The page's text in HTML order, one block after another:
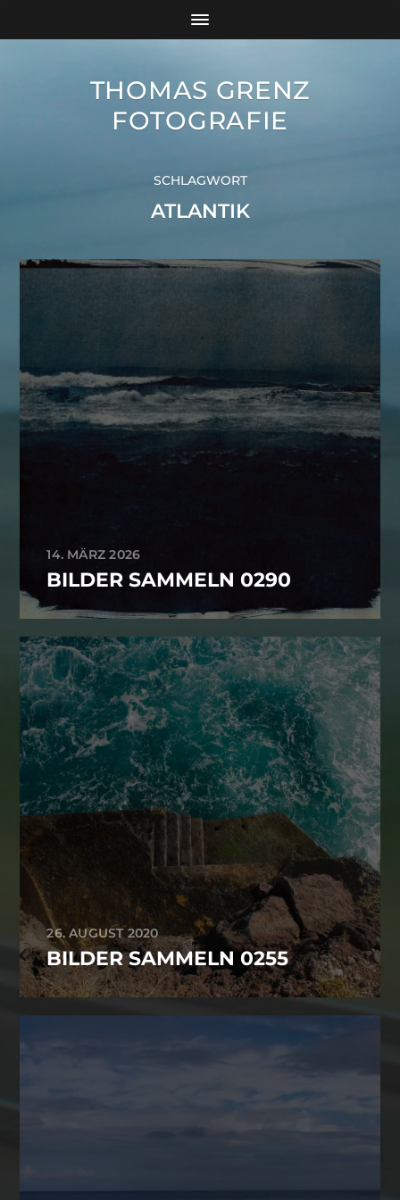
THOMAS GRENZ
FOTOGRAFIE
SCHLAGWORT
ATLANTIK
14. MÄRZ 2026
BILDER SAMMELN 0290
26. AUGUST 2020
BILDER SAMMELN 0255